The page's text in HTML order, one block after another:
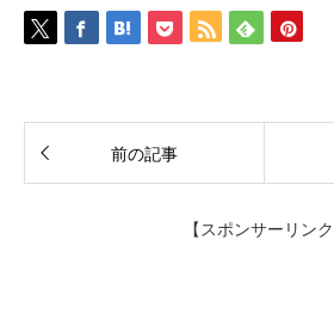
前の記事
【スポンサーリンク